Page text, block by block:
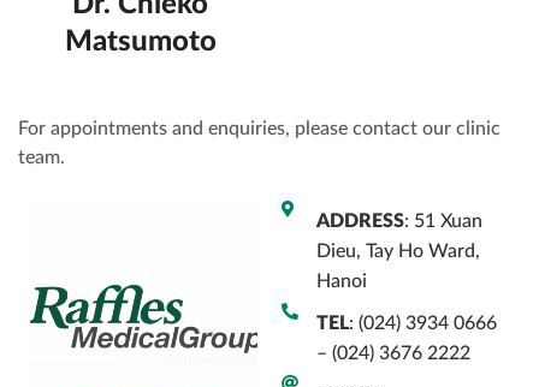
Matsumoto
For appointments and enquiries, please contact our clinic
team.
ADDRESS: 51 Xuan
Dieu, Tay Ho Ward,
Hanoi
TEL: (024) 3934 0666
– (024) 3676 2222